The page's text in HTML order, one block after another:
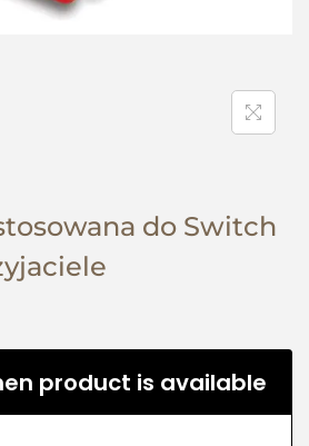
do Switch
product is available